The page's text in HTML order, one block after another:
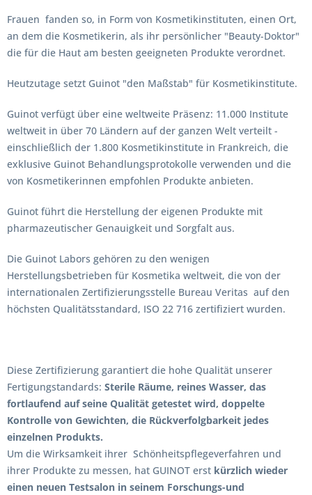
Frauen fanden so, in Form von Kosmetikinstituten, einen Ort,
an dem die Kosmetikerin, als ihr persönlicher "Beauty-Doktor"
die für die Haut am besten geeigneten Produkte verordnet.
Heutzutage setzt Guinot "den Maßstab" für Kosmetikinstitute.
Guinot verfügt über eine weltweite Präsenz: 11.000 Institute
weltweit in über 70 Ländern auf der ganzen Welt verteilt -
einschließlich der 1.800 Kosmetikinstitute in Frankreich, die
exklusive Guinot Behandlungsprotokolle verwenden und die
von Kosmetikerinnen empfohlen Produkte anbieten.
Guinot führt die Herstellung der eigenen Produkte mit
pharmazeutischer Genauigkeit und Sorgfalt aus.
Die Guinot Labors gehören zu den wenigen
Herstellungsbetrieben für Kosmetika weltweit, die von der
internationalen Zertifizierungsstelle Bureau Veritas auf den
höchsten Qualitätsstandard, ISO 22 716 zertifiziert wurden.
Diese Zertifizierung garantiert die hohe Qualität unserer
Fertigungstandards: Sterile Räume, reines Wasser, das
fortlaufend auf seine Qualität getestet wird, doppelte
Kontrolle von Gewichten, die Rückverfolgbarkeit jedes
einzelnen Produkts.
Um die Wirksamkeit ihrer Schönheitspflegeverfahren und
ihrer Produkte zu messen, hat GUINOT erst kürzlich wieder
einen neuen Testsalon in seinem Forschungs-und